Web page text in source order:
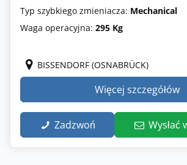
Typ szybkiego zmieniacza: Mechanical
Waga operacyjna: 295 Kg
BISSENDORF (OSNABRÜCK)
Więcej szczegółów
Zadzwoń Wysłać